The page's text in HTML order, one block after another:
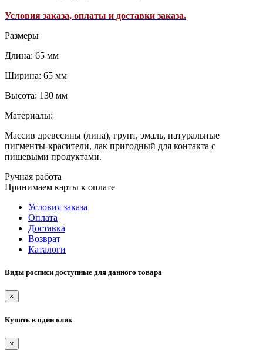
Условия заказа, оплаты и доставки заказа.
Размеры
Длина: 65 мм
Ширина: 65 мм
Высота: 130 мм
Материалы:
Массив древесины (липа), грунт, эмаль, натуральные
пигменты-красители, лак пригодный для контакта с
пищевыми продуктами.
Ручная работа
Принимаем карты к оплате
Условия заказа
Оплата
Доставка
Возврат
Каталоги
Виды росписи доступные для данного товара
×
Купить в один клик
×